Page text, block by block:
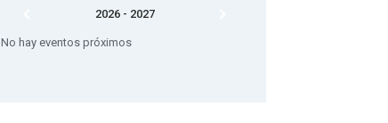
2026 - 2027
No hay eventos próximos